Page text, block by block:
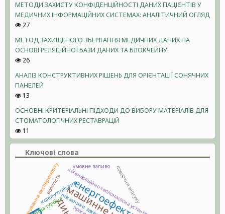
МЕТОДИ ЗАХИСТУ КОНФІДЕНЦІЙНОСТІ ДАНИХ ПАЦІЄНТІВ У
МЕДИЧНИХ ІНФОРМАЦІЙНИХ СИСТЕМАХ: АНАЛІТИЧНИЙ ОГЛЯД
27
МЕТОД ЗАХИЩЕНОГО ЗБЕРІГАННЯ МЕДИЧНИХ ДАНИХ НА
ОСНОВІ РЕЛЯЦІЙНОЇ БАЗИ ДАНИХ ТА БЛОКЧЕЙНУ
26
АНАЛІЗ КОНСТРУКТИВНИХ РІШЕНЬ ДЛЯ ОРІЄНТАЦІЇ СОНЯЧНИХ
ПАНЕЛЕЙ
13
ОСНОВНІ КРИТЕРІАЛЬНІ ПІДХОДИ ДО ВИБОРУ МАТЕРІАЛІВ ДЛЯ
СТОМАТОЛОГІЧНИХ РЕСТАВРАЦІЙ
11
Ключові слова
когенераційно-теплонасосна установка
газова турбіна
планування експерименту
котел-утилізатор
умовне паливо поверхня відгуку
вологість